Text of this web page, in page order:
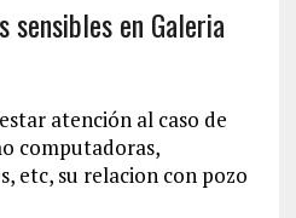
sensibles en Galeria
atención al caso de
computadoras,
etc, su relacion con pozo